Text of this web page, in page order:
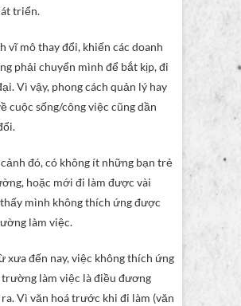
triển.
vĩ mô thay đổi, khiến các doanh
phải chuyển mình để bắt kịp, đi
Vì vậy, phong cách quản lý hay
cuộc sống/công việc cũng dần
đó, có không ít những bạn trẻ
hoặc mới đi làm được vài
mình không thích ứng được
làm việc.
xưa đến nay, việc không thích ứng
làm việc là điều đương
Vì văn hoá trước khi đi làm (văn